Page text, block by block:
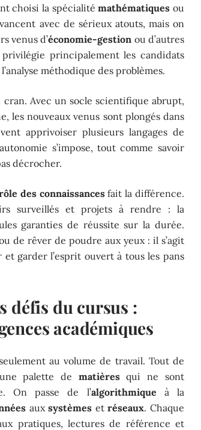
choisi la spécialitémathématiques ou
avec de sérieux atouts, mais on
venus d’économie-gestion ou d’autres
privilégie principalement les candidats
méthodique des problèmes.
cran. Avec un socle scientifique abrupt,
les nouveaux venus sont plongés dans
apprivoiser plusieurs langages de
s’impose, tout comme savoir
décrocher.
des connaissancesfait la différence.
surveillés et projets à rendre : la
garanties de réussite sur la durée.
de rêver de poudre aux yeux : il s’agit
garder l’esprit ouvert à tous les pans
défis du cursus :
académiques
au volume de travail. Tout de
palette de matièresqui ne sont
On passe de l’algorithmique à la
auxsystèmes etréseaux. Chaque
pratiques, lectures de référence et